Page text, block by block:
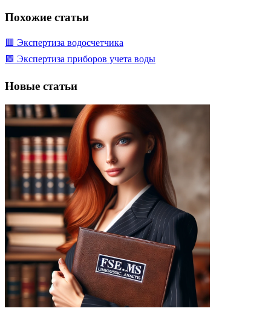
Похожие статьи
🟥 Экспертиза водосчетчика
🟩 Экспертиза приборов учета воды
Новые статьи